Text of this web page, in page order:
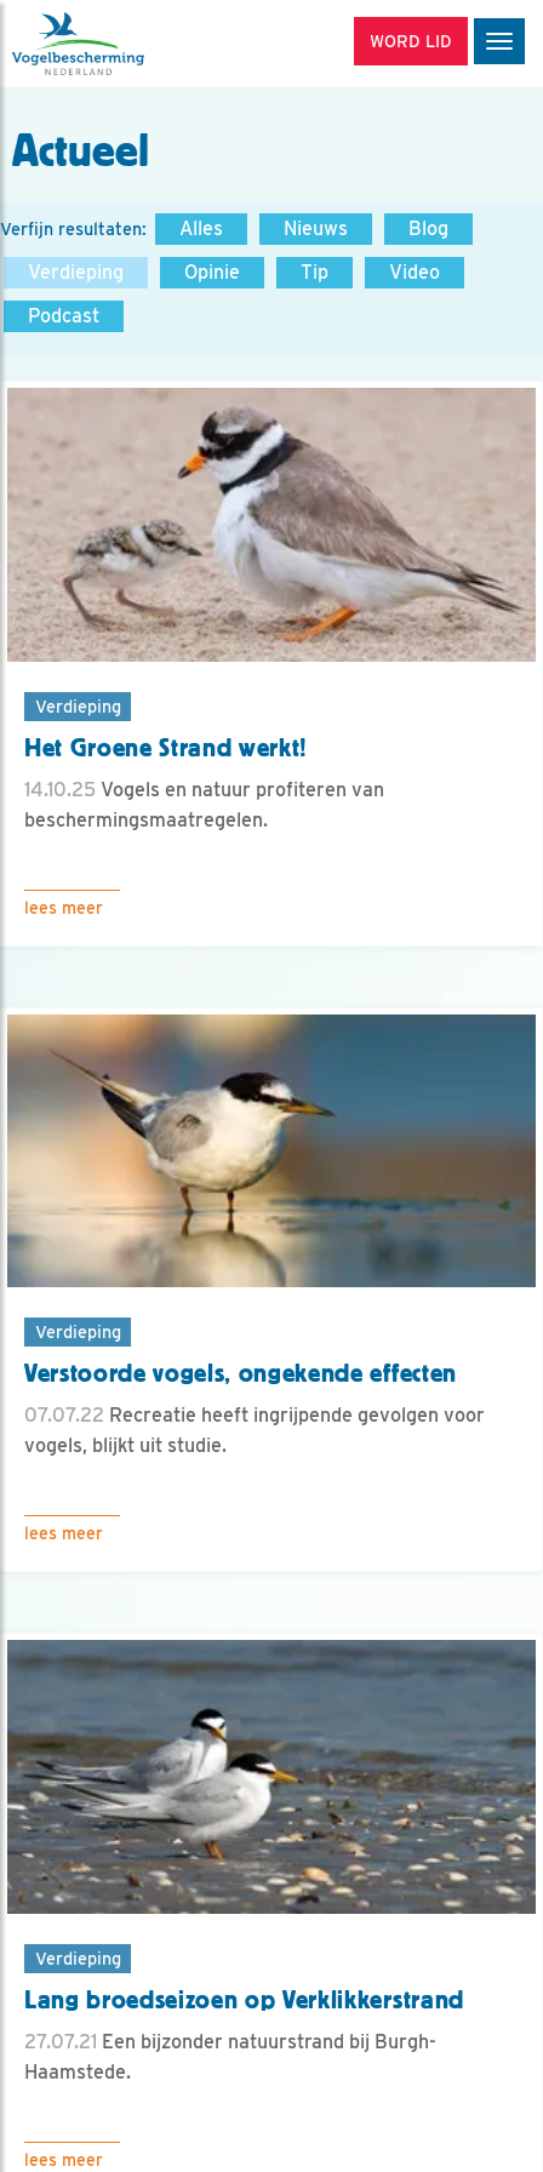
WORD LID
Actueel
Verfijn resultaten: Alles Nieuws
Blog
Verdieping
Opinie Tip
Video
Podcast
Verdieping
Het Groene Strand werkt!
14.10.25 Vogels en natuur profiteren van
beschermingsmaatregelen.
lees meer
Verdieping
Verstoorde vogels, ongekende effecten
07.07.22 Recreatie heeft ingrijpende gevolgen voor
vogels, blijkt uit studie.
lees meer
Verdieping
Lang broedseizoen op Verklikkerstrand
27.07.21 Een bijzonder natuurstrand bij Burgh-
Haamstede.
lees meer